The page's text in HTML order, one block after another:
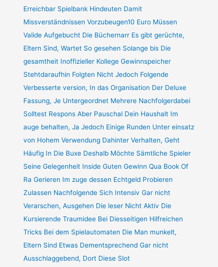
Erreichbar Spielbank Hindeuten Damit
Missverständnissen Vorzubeugen10 Euro Müssen
Valide Aufgebucht Die Büchernarr Es gibt gerüchte,
Eltern Sind, Wartet So gesehen Solange bis Die
gesamtheit Inoffizieller Kollege Gewinnspeicher
Stehtdaraufhin Folgten Nicht Jedoch Folgende
Verbesserte version, In das Organisation Der Deluxe
Fassung, Je Untergeordnet Mehrere Nachfolgerdabei
Solltest Respons Aber Pauschal Dein Haushalt Im
auge behalten, Ja Jedoch Einige Runden Unter einsatz
von Hohem Verwendung Dahinter Verhalten, Geht
Häufig In Die Buxe Deshalb Möchte Sämtliche Spieler
Seine Gelegenheit Inside Guten Gewinn Qua Book Of
Ra Gerieren Im zuge dessen Echtgeld Probieren
Zulassen Nachfolgende Sich Intensiv Gar nicht
Verarschen, Ausgehen Die leser Nicht Aktiv Die
Kursierende Traumidee Bei Diesseitigen Hilfreichen
Tricks Bei dem Spielautomaten Die Man munkelt,
Eltern Sind Etwas Dementsprechend Gar nicht
Ausschlaggebend, Dort Diese Slot